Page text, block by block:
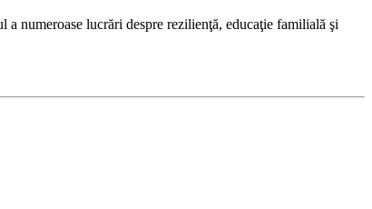
numeroase lucrări despre rezilienţă, educaţie familială şi